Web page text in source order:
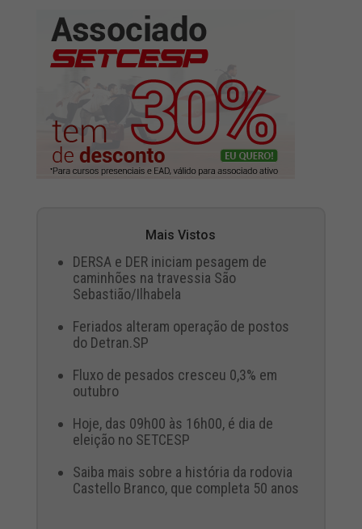
Mais Vistos
DERSA e DER iniciam pesagem de
caminhões na travessia São
Sebastião/Ilhabela
Feriados alteram operação de postos
do Detran.SP
Fluxo de pesados cresceu 0,3% em
outubro
Hoje, das 09h00 às 16h00, é dia de
eleição no SETCESP
Saiba mais sobre a história da rodovia
Castello Branco, que completa 50 anos